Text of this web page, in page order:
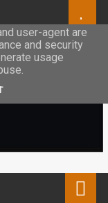
its services
user-agent are
and security
usage